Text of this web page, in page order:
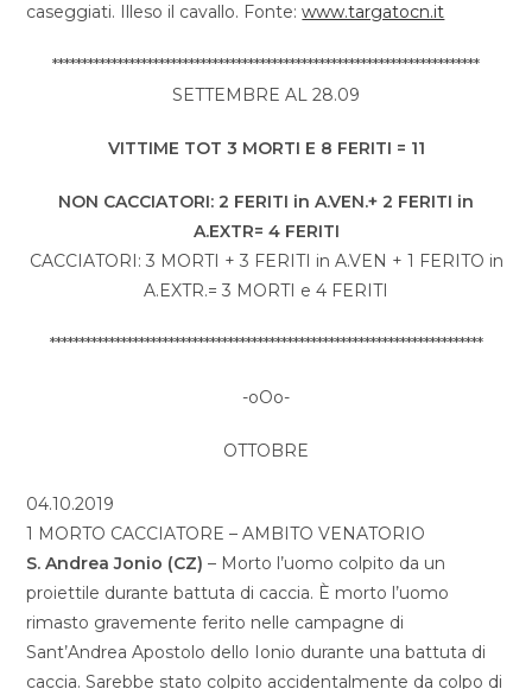
caseggiati. Illeso il cavallo. Fonte:www.targatocn.it
************************************************************************
SETTEMBRE AL 28.09
VITTIME TOT 3 MORTI E 8 FERITI = 11
NON CACCIATORI: 2 FERITI in A.VEN.+ 2 FERITI in
A.EXTR= 4 FERITI
CACCIATORI: 3 MORTI + 3 FERITI in A.VEN + 1 FERITO in
A.EXTR.= 3 MORTI e 4 FERITI
*************************************************************************
-oOo-
OTTOBRE
04.10.2019
1 MORTO CACCIATORE – AMBITO VENATORIO
S. Andrea Jonio (CZ) – Morto l’uomo colpito da un
proiettile durante battuta di caccia. È morto l’uomo
rimasto gravemente ferito nelle campagne di
Sant’Andrea Apostolo dello Ionio durante una battuta di
caccia. Sarebbe stato colpito accidentalmente da colpo di